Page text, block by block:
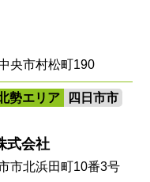
央市村松町190
勢エリア 四日市市
式会社
市北浜田町10番3号